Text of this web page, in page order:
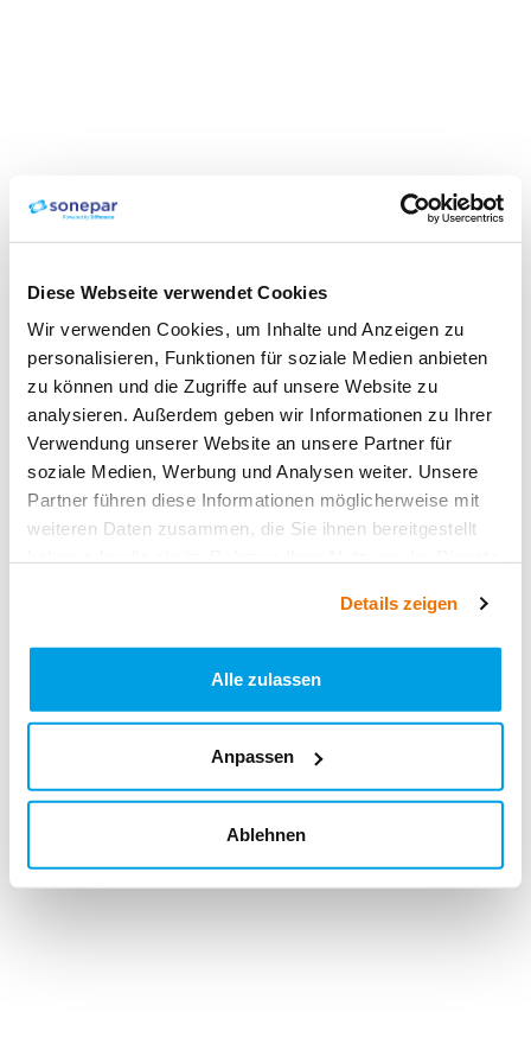
Diese Webseite verwendet Cookies
Wir verwenden Cookies, um Inhalte und Anzeigen zu
personalisieren, Funktionen für soziale Medien anbieten
zu können und die Zugriffe auf unsere Website zu
analysieren. Außerdem geben wir Informationen zu Ihrer
Verwendung unserer Website an unsere Partner für
soziale Medien, Werbung und Analysen weiter. Unsere
Partner führen diese Informationen möglicherweise mit
weiteren Daten zusammen, die Sie ihnen bereitgestellt
Details zeigen
Alle zulassen
Anpassen
Ablehnen